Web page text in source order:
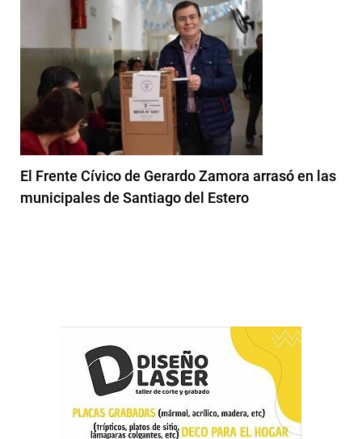
El Frente Cívico de Gerardo Zamora arrasó en las
municipales de Santiago del Estero